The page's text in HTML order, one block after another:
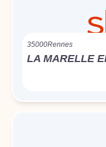
35000Rennes
LA MARELLE